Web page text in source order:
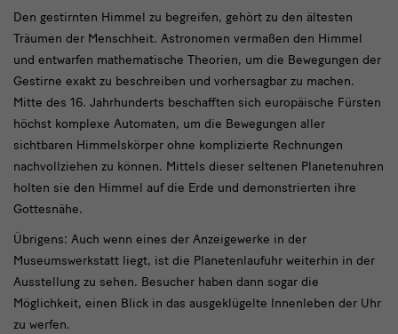
Den gestirnten Himmel zu begreifen, gehört zu den ältesten
Träumen der Menschheit. Astronomen vermaßen den Himmel
und entwarfen mathematische Theorien, um die Bewegungen der
Gestirne exakt zu beschreiben und vorhersagbar zu machen.
Mitte des 16. Jahrhunderts beschafften sich europäische Fürsten
höchst komplexe Automaten, um die Bewegungen aller
sichtbaren Himmelskörper ohne komplizierte Rechnungen
nachvollziehen zu können. Mittels dieser seltenen Planetenuhren
holten sie den Himmel auf die Erde und demonstrierten ihre
Gottesnähe.
Übrigens: Auch wenn eines der Anzeigewerke in der
Museumswerkstatt liegt, ist die Planetenlaufuhr weiterhin in der
Ausstellung zu sehen. Besucher haben dann sogar die
Möglichkeit, einen Blick in das ausgeklügelte Innenleben der Uhr
zu werfen.